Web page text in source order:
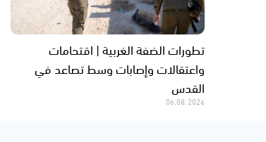
تطورات الضفة الغربية | اقتحامات
واعتقالات وإصابات وسط تصاعد في
القدس
06.08.2026